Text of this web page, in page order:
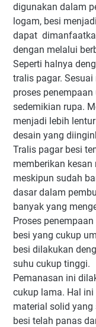
digunakan dalam
logam, besi
dapat
dengan melalui
Seperti halnya
tralis pagar.
proses
sedemikian rupa.
menjadi lebih
desain yang
Tralis pagar besi
memberikan
meskipun sudah
dasar dalam
banyak yang
Proses
besi yang cukup
besi dilakukan
suhu cukup tinggi.
Pemanasan ini
cukup lama. Hal
material solid yang
besi telah panas